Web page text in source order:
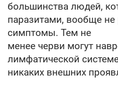
большинства людей,
паразитами, вообще не
симптомы. Тем не
менее черви могут
лимфатической
никаких внешних